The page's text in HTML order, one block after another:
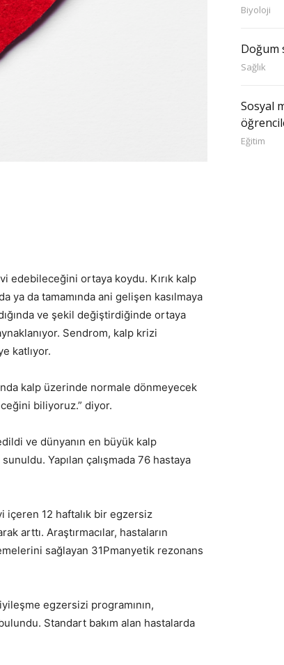
edebileceğini ortaya koydu. Kırık kalp
ya da tamamında ani gelişen kasılmaya
ve şekil değiştirdiğinde ortaya
Sendrom, kalp krizi
katlıyor.
kalp üzerinde normale dönmeyecek
biliyoruz.” diyor.
ve dünyanın en büyük kalp
Yapılan çalışmada 76 hastaya
içeren 12 haftalık bir egzersiz
arttı. Araştırmacılar, hastaların
sağlayan 31Pmanyetik rezonans
egzersizi programının,
Standart bakım alan hastalarda
Biyoloji
Doğum
Sağlık
Sosyal
Eğitim